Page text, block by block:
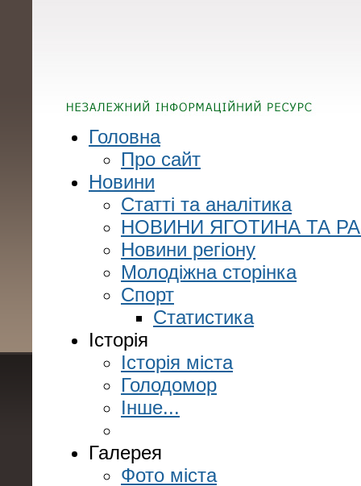
Головна
Про сайт
Новини
Статті та аналітика
НОВИНИ ЯГОТИНА ТА
Новини регіону
Молодіжна сторінка
Спорт
Статистика
Історія
Історія міста
Голодомор
Інше...
Галерея
Фото міста